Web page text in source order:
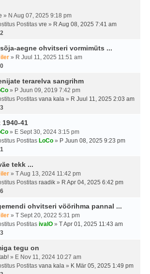
» N Aug 07, 2025 9:18 pm
Postitas vre » R Aug 08, 2025 7:41 am
2
aegne ohvitseri vormimüts ...
» R Juul 11, 2025 11:51 am
0
terarelva sangrihm
» P Juun 09, 2019 7:42 pm
Postitas vana kala » R Juul 11, 2025 2:03 am
3
41
» E Sept 30, 2024 3:15 pm
Postitas LoCo » P Juun 08, 2025 9:23 pm
1
tekk ...
» T Aug 13, 2024 11:42 pm
Postitas raadik » R Apr 04, 2025 6:42 pm
6
ohvitseri vöörihma pannal ...
» T Sept 20, 2022 5:31 pm
Postitas ivalO » T Apr 01, 2025 11:43 am
3
tegu on
» E Nov 11, 2024 10:27 am
Postitas vana kala » K Mär 05, 2025 1:49 pm